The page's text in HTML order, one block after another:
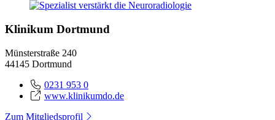
Klinikum Dortmund
Münsterstraße 240
44145 Dortmund
0231 953 0
www.klinikumdo.de
Zum Mitgliedsprofil